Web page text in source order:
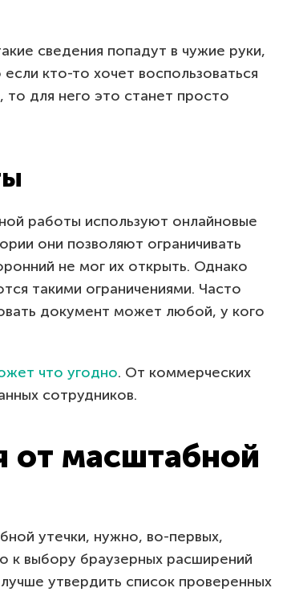
сведения попадут в чужие руки,
кто-то хочет воспользоваться
для него это станет просто
работы используют онлайновые
они позволяют ограничивать
не мог их открыть. Однако
такими ограничениями. Часто
документ может любой, у кого
что угодно. От коммерческих
сотрудников.
от масштабной
утечки, нужно, во-первых,
к выбору браузерных расширений
утвердить список проверенных